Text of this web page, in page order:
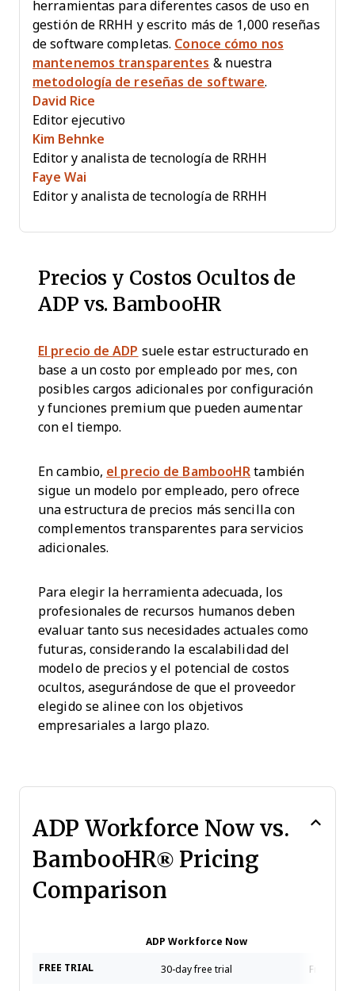
herramientas para diferentes casos de uso en
gestión de RRHH y escrito más de 1,000 reseñas
de software completas. Conoce cómo nos
mantenemos transparentes & nuestra
metodología de reseñas de software.
David Rice
Editor ejecutivo
Kim Behnke
Editor y analista de tecnología de RRHH
Faye Wai
Editor y analista de tecnología de RRHH
Precios y Costos Ocultos de
ADP vs. BambooHR
El precio de ADP suele estar estructurado en
base a un costo por empleado por mes, con
posibles cargos adicionales por configuración
y funciones premium que pueden aumentar
con el tiempo.
En cambio, el precio de BambooHR también
sigue un modelo por empleado, pero ofrece
una estructura de precios más sencilla con
complementos transparentes para servicios
adicionales.
Para elegir la herramienta adecuada, los
profesionales de recursos humanos deben
evaluar tanto sus necesidades actuales como
futuras, considerando la escalabilidad del
modelo de precios y el potencial de costos
ocultos, asegurándose de que el proveedor
elegido se alinee con los objetivos
empresariales a largo plazo.
ADP Workforce Now vs.
BambooHR® Pricing
Comparison
ADP Workforce Now
FREE TRIAL 30-day free trial Free trial